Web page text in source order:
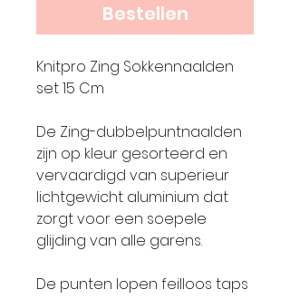
Bestellen
Knitpro Zing Sokkennaalden
set 15 Cm
De Zing-dubbelpuntnaalden
zijn op kleur gesorteerd en
vervaardigd van superieur
lichtgewicht aluminium dat
zorgt voor een soepele
glijding van alle garens.
De punten lopen feilloos taps